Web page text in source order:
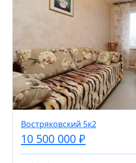
Востряковский 5к2
10 500 000 ₽